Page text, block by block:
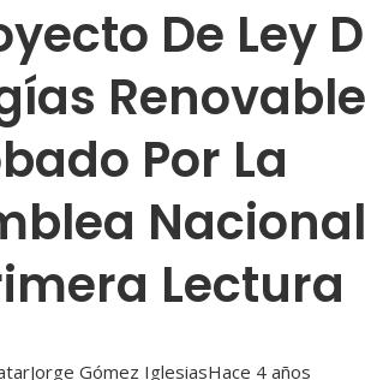
De Ley
Por La
Nacional
Lectura
Jorge Gómez IglesiasHace 4 años